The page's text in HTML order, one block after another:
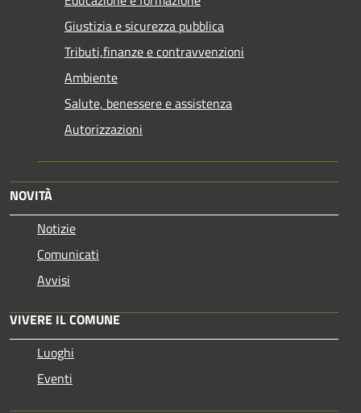
Giustizia e sicurezza pubblica
Tributi,finanze e contravvenzioni
Ambiente
Salute, benessere e assistenza
Autorizzazioni
NOVITÀ
Notizie
Comunicati
Avvisi
VIVERE IL COMUNE
Luoghi
Eventi